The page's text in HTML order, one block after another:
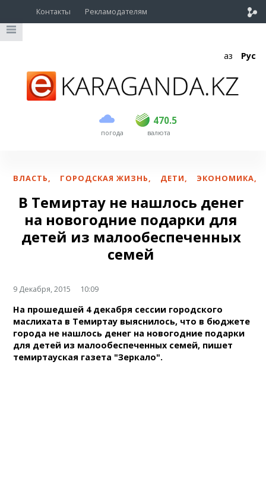
Контакты Рекламодателям
Қаз Рус
погода
470.5
USD 469 470.5
EUR валюта
ВЛАСТЬ, ГОРОДСКАЯ ЖИЗНЬ, ДЕТИ, ЭКОНОМИКА,
В Темиртау не нашлось денег
на новогодние подарки для
детей из малообеспеченных
семей
9 Декабря, 2015 10:09
На прошедшей 4 декабря сессии городского
маслихата в Темиртау выяснилось, что в бюджете
города не нашлось денег на новогодние подарки
для детей из малообеспеченных семей, пишет
темиртауская газета "Зеркало".